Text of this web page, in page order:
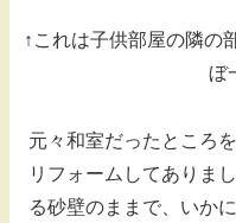
↑これは子供部屋の隣の
ぼ
元々和室だったところ
リフォームしてありま
る砂壁のままで、いか